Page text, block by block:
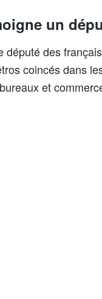
un
député des
coincés dans
et